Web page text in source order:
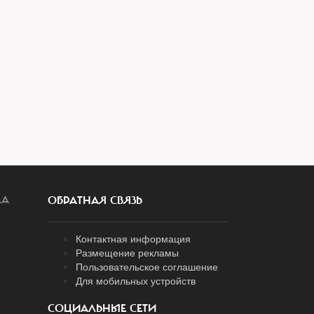
ОБРАТНАЯ СВЯЗЬ
Контактная информация
Размещение рекламы
Пользовательское соглашение
Для мобильных устройств
СОЦИАЛЬНЫЕ СЕТИ